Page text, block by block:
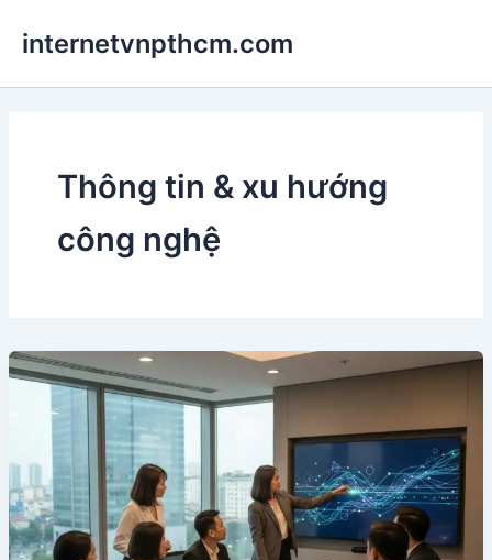
dung
internetvnpthcm.com
Thông tin & xu hướng
công nghệ